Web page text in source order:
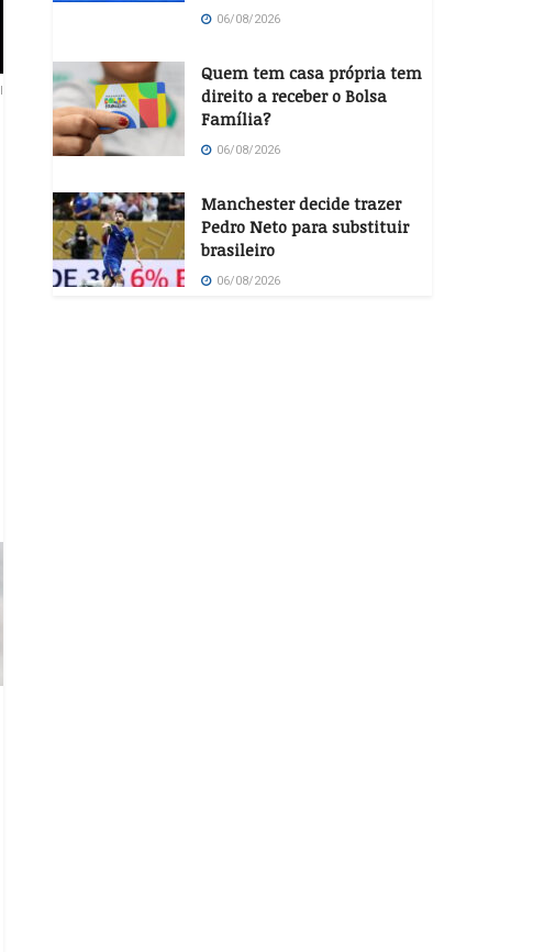
06/08/2026
Quem tem casa própria tem
direito a receber o Bolsa
Família?
06/08/2026
Manchester decide trazer
Pedro Neto para substituir
brasileiro
06/08/2026